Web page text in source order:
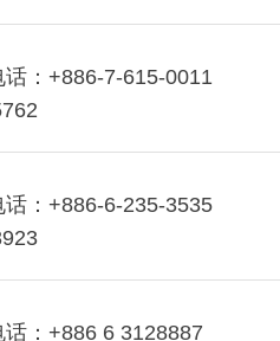
话：+886-7-615-0011
话：+886-6-235-3535
话：+886 6 3128887